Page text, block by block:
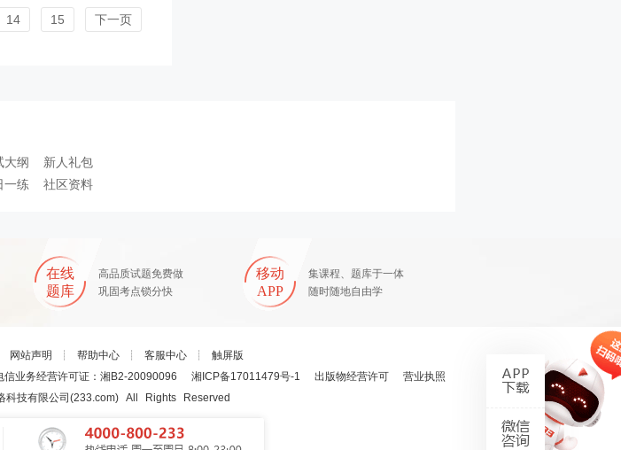
14 15 下一页
大纲
新人礼包
一练 社区资料
在线
题库
高品质试题免费做
巩固考点锁分快
移动
APP
集课程、题库于一体
随时随地自由学
网站声明 ┊ 帮助中心 ┊ 客服中心 ┊ 触屏版
业务经营许可证：湘B2-20090096 湘ICP备17011479号-1 出版物经营许可
营业执照
科技有限公司(233.com) All Rights Reserved